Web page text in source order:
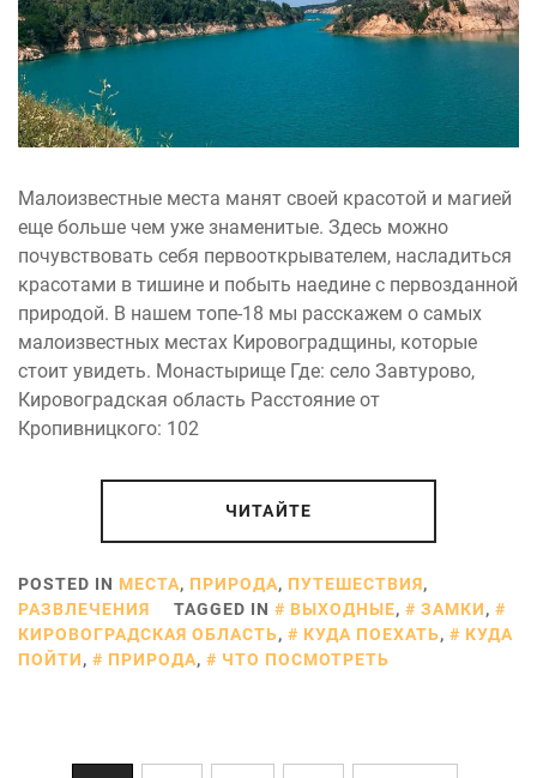
Малоизвестные места манят своей красотой и магией
еще больше чем уже знаменитые. Здесь можно
почувствовать себя первооткрывателем, насладиться
красотами в тишине и побыть наедине с первозданной
природой. В нашем топе-18 мы расскажем о самых
малоизвестных местах Кировоградщины, которые
стоит увидеть. Монастырище Где: село Завтурово,
Кировоградская область Расстояние от
Кропивницкого: 102
ЧИТАЙТЕ
POSTED IN МЕСТА, ПРИРОДА, ПУТЕШЕСТВИЯ,
РАЗВЛЕЧЕНИЯ
TAGGED IN ВЫХОДНЫЕ, ЗАМКИ,
КИРОВОГРАДСКАЯ ОБЛАСТЬ, КУДА ПОЕХАТЬ,
КУДА
ПОЙТИ, ПРИРОДА, ЧТО ПОСМОТРЕТЬ